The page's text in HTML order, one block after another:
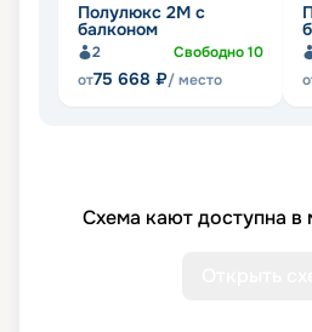
Полулюкс 2М с
балконом
2 Свободно10
от75 668 ₽/ место
Схема кают доступна в